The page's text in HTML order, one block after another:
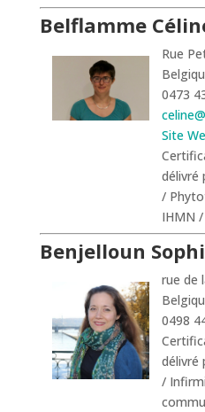
Belflamme
Rue
0473
Site
délivré
/
IHMN
Benjelloun
rue de
0498
délivré
/